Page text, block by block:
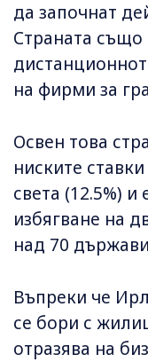
да започнат
Страната също
на фирми за
Освен това
ниските
света (12.5%)
избягване на
над 70
Въпреки че
се бори с
отразява на